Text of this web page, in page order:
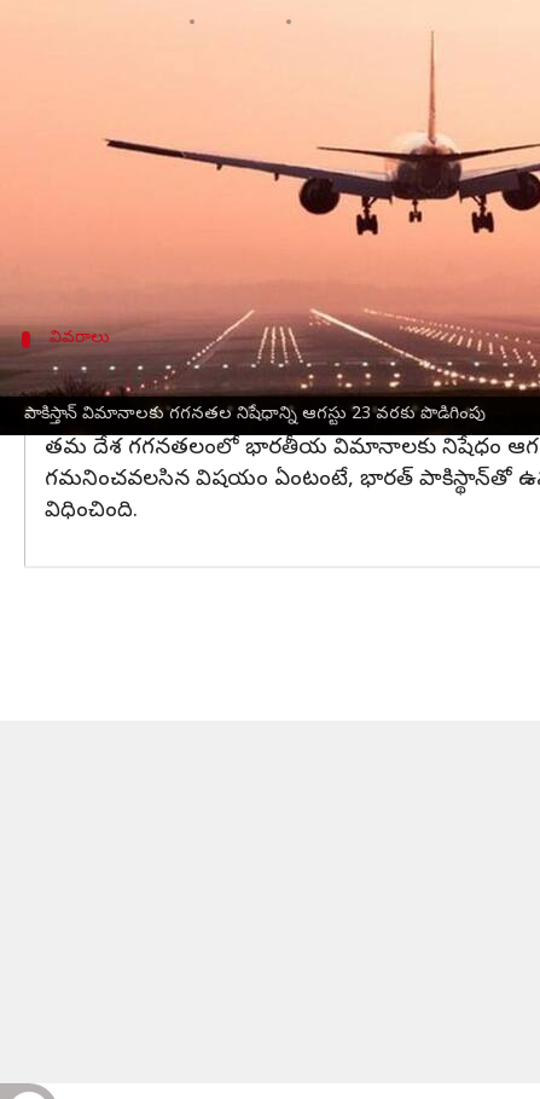
పాకిస్తాన్ విమానాలకు గగనతల నిషేధాన్ని ఆగస్టు 23 వరకు పొడిగింపు
గగనతలంలో ఎయిర్‌లైన్‌ విమానాల
లోని పహల్గాం ప్రాంతంలో జరిగిన ఉగ్రదాడి
అప్పటినుంచి నిరంతరంగా ఈ నిషేధాన్ని పొడిగిస్తూ
వివరాలు
పాకిస్థాన్‌ దేశ గగనతలంలో భారతీయ
ఇక మరోవైపు, పాకిస్థాన్‌ కూడా భారత విమానాలకు తమ
తమ దేశ గగనతలంలో భారతీయ విమానాలకు నిషేధం
గమనించవలసిన విషయం ఏంటంటే, భారత్‌ పాకిస్థాన్‌తో
విధించింది.